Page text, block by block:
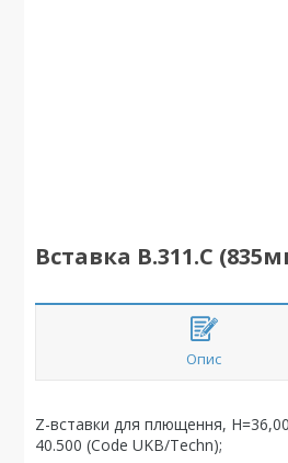
Вставка B.311.C
Опис
Z-вставки для плющення,
40.500 (Code UKB/Techn);